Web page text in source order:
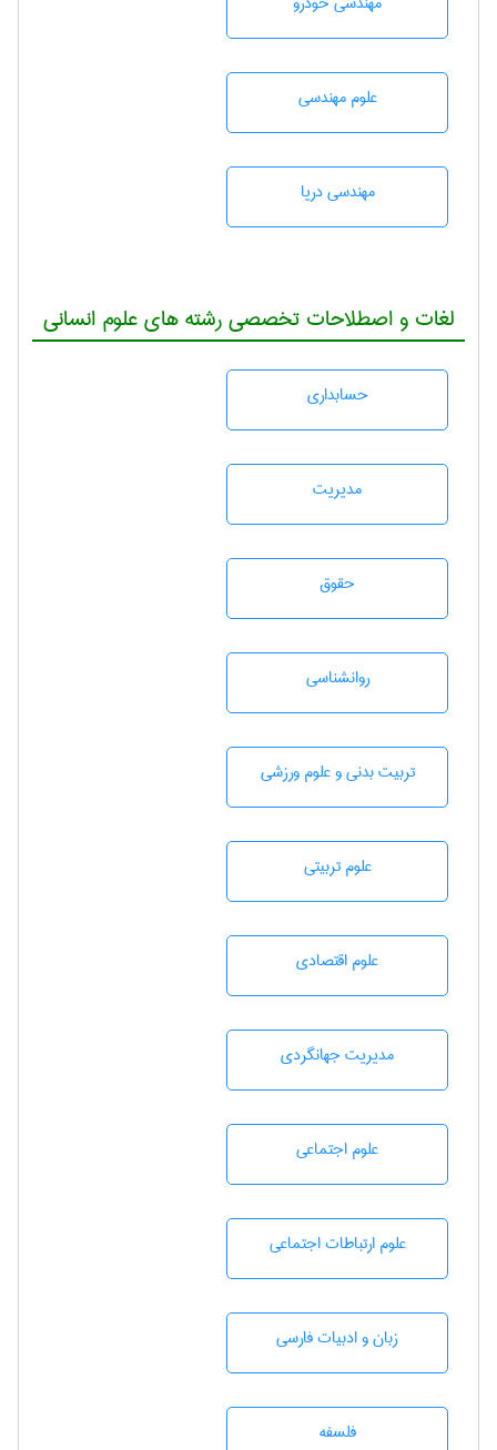
علوم مهندسی
مهندسی دریا
لغات و اصطلاحات تخصصی رشته های علوم انسانی
حسابداری
مديريت
حقوق
روانشناسی
تربيت بدنی و علوم ورزشی
علوم تربيتی
علوم اقتصادی
مديريت جهانگردی
علوم اجتماعی
علوم ارتباطات اجتماعی
زبان و ادبيات فارسی
فلسفه